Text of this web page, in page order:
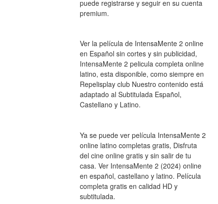
puede registrarse y seguir en su cuenta
premium.
Ver la película de IntensaMente 2 online
en Español sin cortes y sin publicidad,
IntensaMente 2 pelicula completa online
latino, esta disponible, como siempre en
Repelisplay club Nuestro contenido está
adaptado al Subtitulada Español,
Castellano y Latino.
Ya se puede ver película IntensaMente 2
online latino completas gratis, Disfruta
del cine online gratis y sin salir de tu
casa. Ver IntensaMente 2 (2024) online
en español, castellano y latino. Película
completa gratis en calidad HD y
subtitulada.